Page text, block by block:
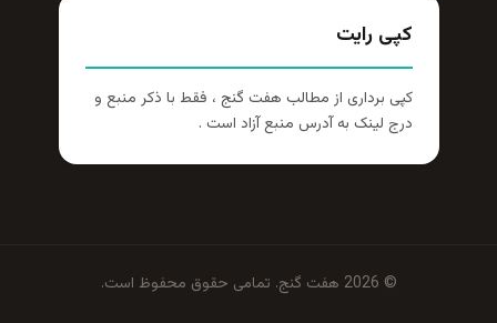
کپی رایت
کپی برداری از مطالب هفت گنج ، فقط با ذکر منبع و
درج لینک به آدرس منبع آزاد است .
© 2026 هفت گنج. تمامی حقوق محفوظ است.